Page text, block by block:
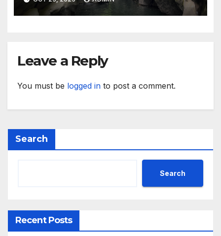
малките и средните
предприятия
Leave a Reply
You must be logged in to post a comment.
Search
Search
Recent Posts